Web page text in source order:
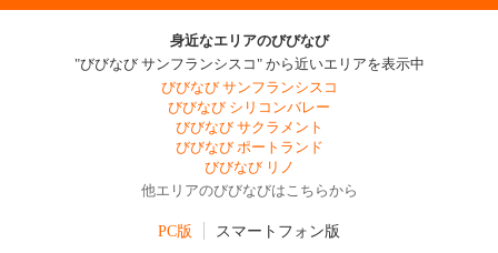
身近なエリアのびびなび
"びびなび サンフランシスコ" から近いエリアを表示中
びびなび サンフランシスコ
びびなび シリコンバレー
びびなび サクラメント
びびなび ポートランド
びびなび リノ
他エリアのびびなびはこちらから
PC版 スマートフォン版